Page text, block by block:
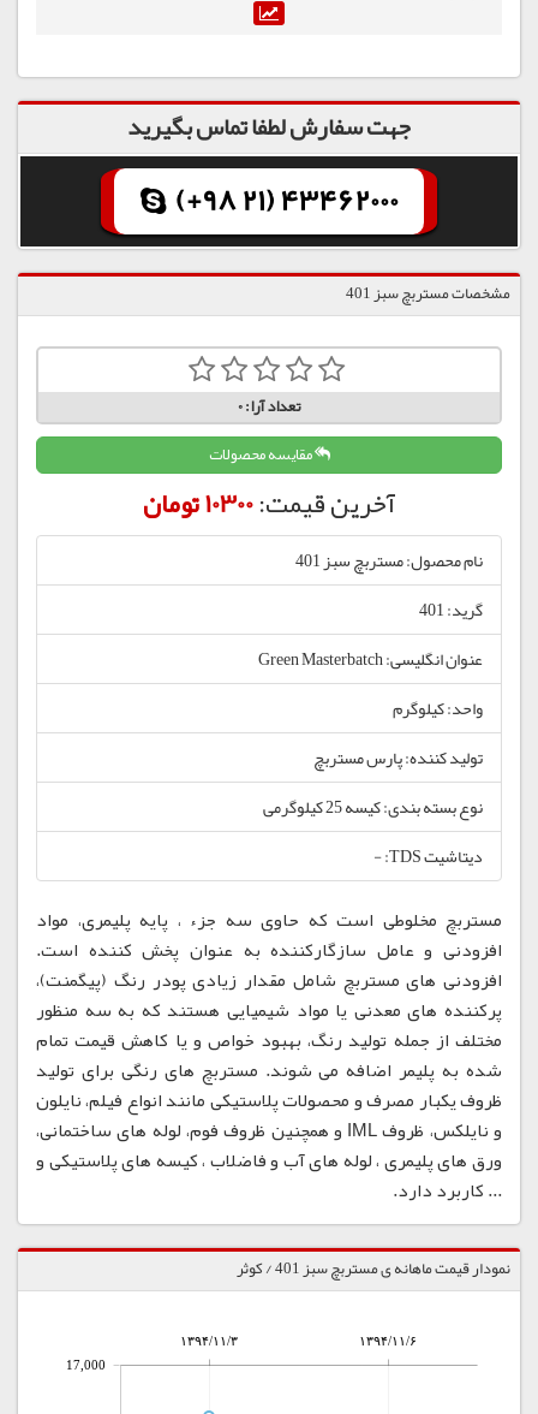
جهت سفارش لطفا تماس بگیرید
(+98 21) 43462000
مشخصات مستربچ سبز 401
تعداد آرا:0
مقایسه محصولات
آخرین قیمت:10300 تومان
نام محصول: مستربچ سبز 401
گرید: 401
عنوان انگلیسی: Green Masterbatch
واحد: کیلوگرم
تولید کننده: پارس مستربچ
نوع بسته بندی: کیسه 25 کیلوگرمی
دیتاشیت TDS: -
مستربچ مخلوطی است که حاوی سه جزء ، پایه پلیمری، مواد
افزودنی و عامل سازگارکننده به عنوان پخش کننده است.
افزودنی های مستربچ شامل مقدار زیادی پودر رنگ (پیگمنت)،
پرکننده های معدنی یا مواد شیمیایی هستند که به سه منظور
مختلف از جمله تولید رنگ، بهبود خواص و یا کاهش قیمت تمام
شده به پلیمر اضافه می شوند. مستربچ های رنگی برای تولید
ظروف یکبار مصرف و محصولات پلاستیکی مانند انواع فیلم، نایلون
و نایلکس، ظروف IML و همچنین ظروف فوم، لوله های ساختمانی،
ورق های پلیمری ، لوله های آب و فاضلاب ، کیسه های پلاستیکی و
... کاربرد دارد.
نمودار قیمت ماهانه ی مستربچ سبز 401 / کوثر
۱۳۹۴/۱۱/۳ ۱۳۹۴/۱۱/۶
17,000